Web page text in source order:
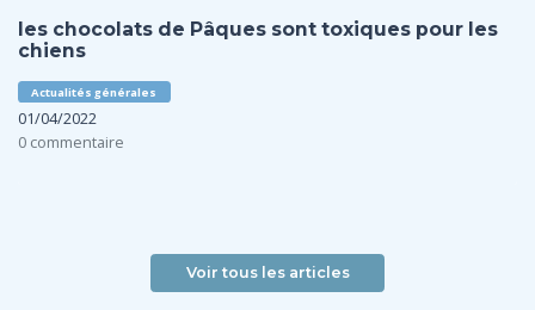
les chocolats de Pâques sont toxiques pour les
chiens
Actualités générales
01/04/2022
0 commentaire
Voir tous les articles